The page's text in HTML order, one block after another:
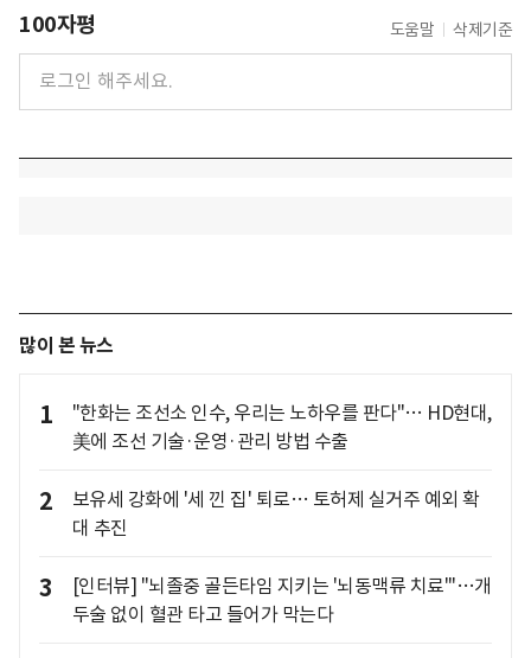
100자평 도움말 삭제기준
많이 본 뉴스
1
"한화는 조선소 인수, 우리는 노하우를 판다"… HD현대,
美에 조선 기술·운영·관리 방법 수출
2
보유세 강화에 '세 낀 집' 퇴로… 토허제 실거주 예외 확
대 추진
3
[인터뷰] "뇌졸중 골든타임 지키는 '뇌동맥류 치료'"…개
두술 없이 혈관 타고 들어가 막는다